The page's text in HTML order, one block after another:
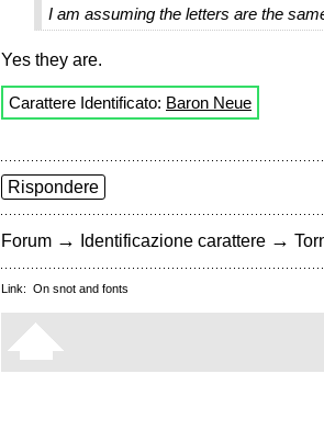
I am assuming the letters are the
Yes they are.
Carattere Identificato: Baron Neue
Rispondere
Forum → Identificazione carattere →
Link: On snot and fonts